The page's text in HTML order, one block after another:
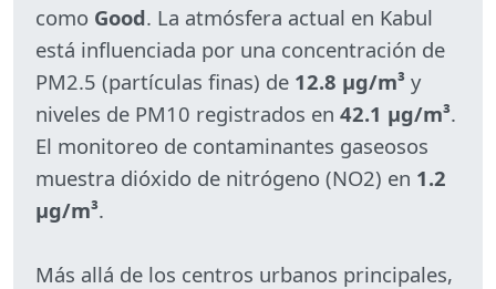
como Good. La atmósfera actual en Kabul
está influenciada por una concentración de
PM2.5 (partículas finas) de 12.8 µg/m³ y
niveles de PM10 registrados en 42.1 µg/m³.
El monitoreo de contaminantes gaseosos
muestra dióxido de nitrógeno (NO2) en 1.2
µg/m³.
Más allá de los centros urbanos principales,